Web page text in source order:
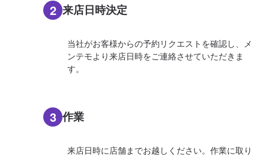
2 来店日時決定
当社がお客様からの予約リクエストを確認し、メ
ンテモより来店日時をご連絡させていただきま
す。
3 作業
来店日時に店舗までお越しください。作業に取り